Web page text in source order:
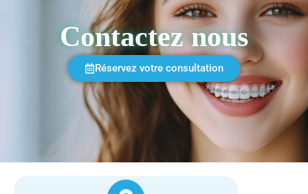
Contactez nous
Réservez votre consultation